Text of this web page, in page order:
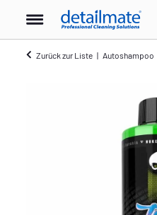
Zurück zur Liste Autoshampoo